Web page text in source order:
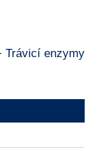
Trávicí enzymy